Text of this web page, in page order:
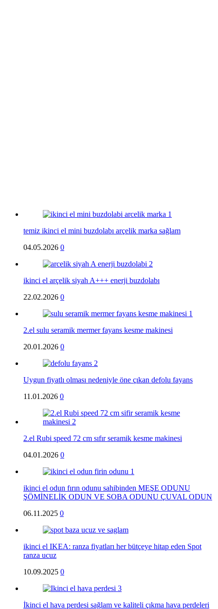
temiz ikinci el mini buzdolabı arçelik marka sağlam
04.05.2026 0
ikinci el arçelik siyah A+++ enerji buzdolabı
22.02.2026 0
2.el sulu seramik mermer fayans kesme makinesi
20.01.2026 0
Uygun fiyatlı olması nedeniyle öne çıkan defolu fayans
11.01.2026 0
2.el Rubi speed 72 cm sıfır seramik kesme makinesi
04.01.2026 0
ikinci el odun fırın odunu sahibinden MEŞE ODUNU
ŞÖMİNELİK ODUN VE SOBA ODUNU ÇUVAL ODUN
06.11.2025 0
ikinci el IKEA: ranza fiyatları her bütçeye hitap eden Spot
ranza ucuz
10.09.2025 0
İkinci el hava perdesi sağlam ve kaliteli çıkma hava perdeleri